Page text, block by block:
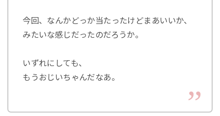
今回、なんかどっか当たったけどまあいいか、
みたいな感じだったのだろうか。
いずれにしても、
もうおじいちゃんだなあ。